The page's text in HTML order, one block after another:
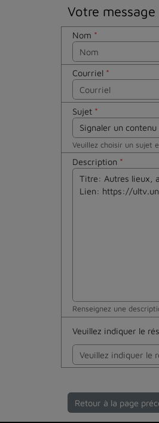
Votre message
Nom *
Courriel *
Sujet *
Veuillez choisir un sujet
Description *
Renseignez une
Veuillez indiquer le
Retour à la page